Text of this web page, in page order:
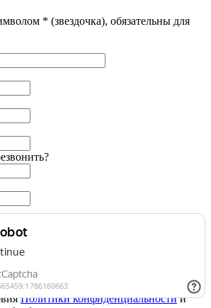
* (звездочка), обязательны для
Политики конфиденциальностии